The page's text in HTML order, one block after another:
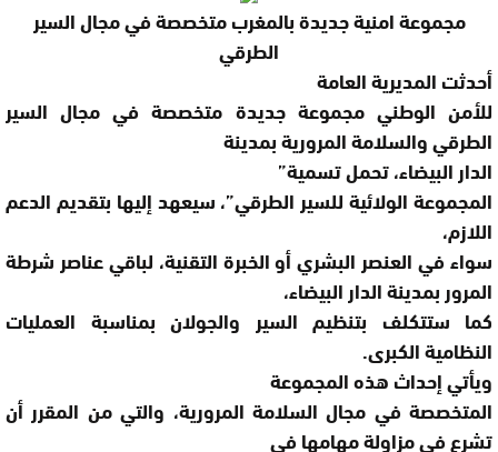
مجموعة امنية جديدة بالمغرب متخصصة في مجال السير
الطرقي
أحدثت المديرية العامة
للأمن الوطني مجموعة جديدة متخصصة في مجال السير
الطرقي والسلامة المرورية بمدينة
الدار البيضاء، تحمل تسمية”
المجموعة الولائية للسير الطرقي”، سيعهد إليها بتقديم الدعم
اللازم،
سواء في العنصر البشري أو الخبرة التقنية، لباقي عناصر شرطة
المرور بمدينة الدار البيضاء،
كما ستتكلف بتنظيم السير والجولان بمناسبة العمليات
النظامية الكبرى.
ويأتي إحداث هذه المجموعة
المتخصصة في مجال السلامة المرورية، والتي من المقرر أن
تشرع في مزاولة مهامها في